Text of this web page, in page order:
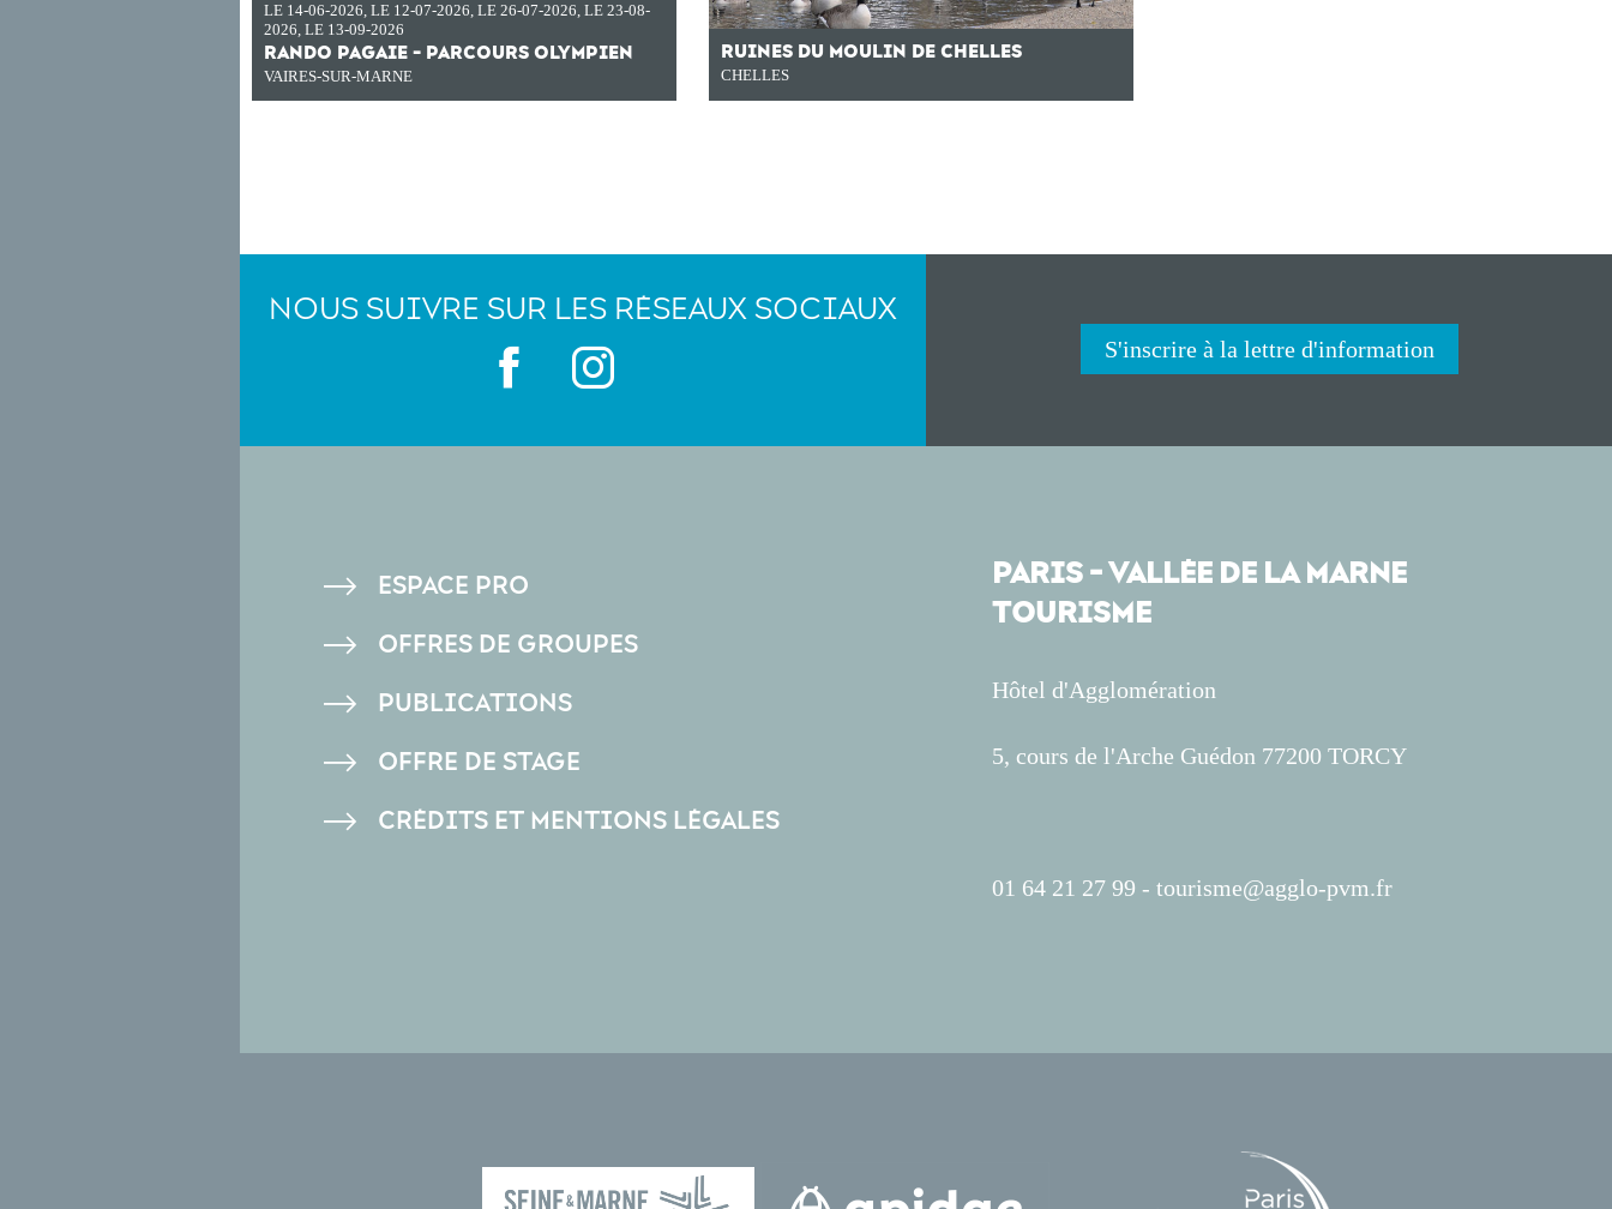
LE 14-06-2026, LE 12-07-2026, LE 26-07-2026, LE 23-08-
2026, LE 13-09-2026
RANDO PAGAIE - PARCOURS OLYMPIEN
VAIRES-SUR-MARNE
RUINES DU MOULIN DE CHELLES
CHELLES
NOUS SUIVRE SUR LES RÉSEAUX SOCIAUX
S'inscrire à la lettre d'information
PIED
DE
ESPACE PRO
OFFRES DE GROUPES
PUBLICATIONS
OFFRE DE STAGE
CRÉDITS ET MENTIONS LÉGALES
PARIS - VALLÉE DE LA MARNE
TOURISME
Hôtel d'Agglomération
5, cours de l'Arche Guédon 77200 TORCY
01 64 21 27 99 - tourisme@agglo-pvm.fr